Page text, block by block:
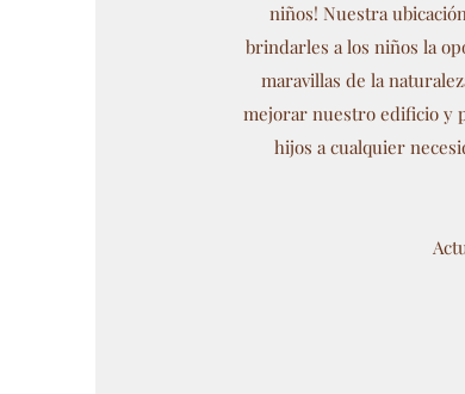
niños! Nuestra
brindarles a los niños la
maravillas de la
mejorar nuestro edificio y
hijos a cualquier